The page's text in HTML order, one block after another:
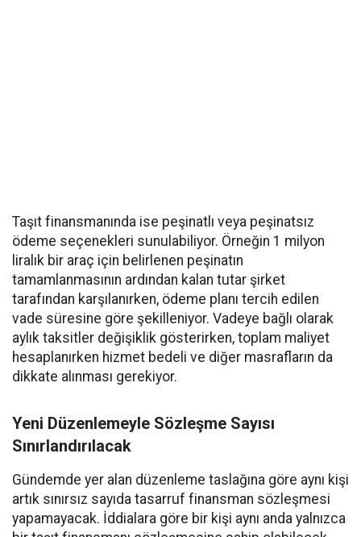
Taşıt finansmanında ise peşinatlı veya peşinatsız
ödeme seçenekleri sunulabiliyor. Örneğin 1 milyon
liralık bir araç için belirlenen peşinatın
tamamlanmasının ardından kalan tutar şirket
tarafından karşılanırken, ödeme planı tercih edilen
vade süresine göre şekilleniyor. Vadeye bağlı olarak
aylık taksitler değişiklik gösterirken, toplam maliyet
hesaplanırken hizmet bedeli ve diğer masrafların da
dikkate alınması gerekiyor.
Yeni Düzenlemeyle Sözleşme Sayısı
Sınırlandırılacak
Gündemde yer alan düzenleme taslağına göre aynı kişi
artık sınırsız sayıda tasarruf finansman sözleşmesi
yapamayacak. İddialara göre bir kişi aynı anda yalnızca